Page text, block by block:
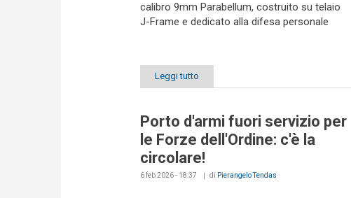
calibro 9mm Parabellum, costruito su telaio
J-Frame e dedicato alla difesa personale
Leggi tutto
Porto d'armi fuori servizio per
le Forze dell'Ordine: c'è la
circolare!
6 feb 2026 - 18:37 di Pierangelo Tendas